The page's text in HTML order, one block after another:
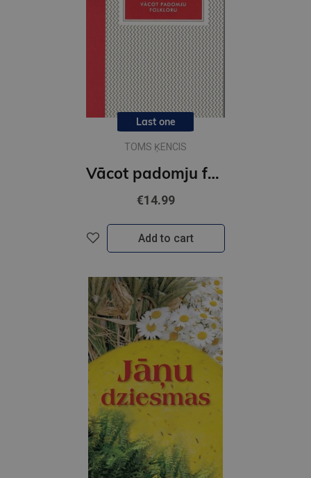
Last one
TOMS ĶENCIS
Vācot padomju folkloru
€14.99
Add to cart